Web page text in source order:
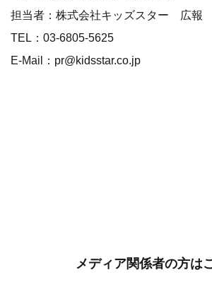
担当者：株式会社キッズスター 広報
TEL：03-6805-5625
E-Mail：pr@kidsstar.co.jp
メディア関係者の方は